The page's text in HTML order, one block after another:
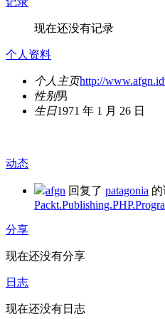
现在还没有记录
个人资料
个人主页http://
性别男
生日1971 年 1 月 26 日
动态
afgn 回复了 patagonia
分享
现在还没有分享
日志
现在还没有日志